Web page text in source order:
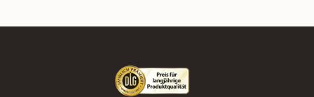
CharloSecco Rosé beziehen wir von Hagemann.